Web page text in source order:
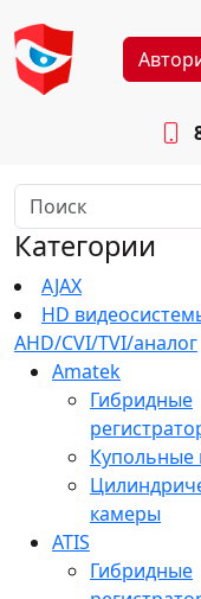
Категории
AJAX
HD
AHD/CVI/TVI/аналог
Amatek
Гибридные
Купольные
камеры
ATIS
Гибридные